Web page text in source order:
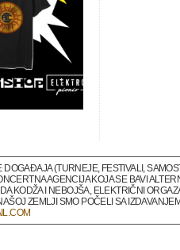
(TURNEJE, FESTIVALI,
AGENCIJA KOJA SE BAVI
KODŽA I NEBOJŠA, ELEKTRIČNI
ZEMLJI SMO POČELI SA